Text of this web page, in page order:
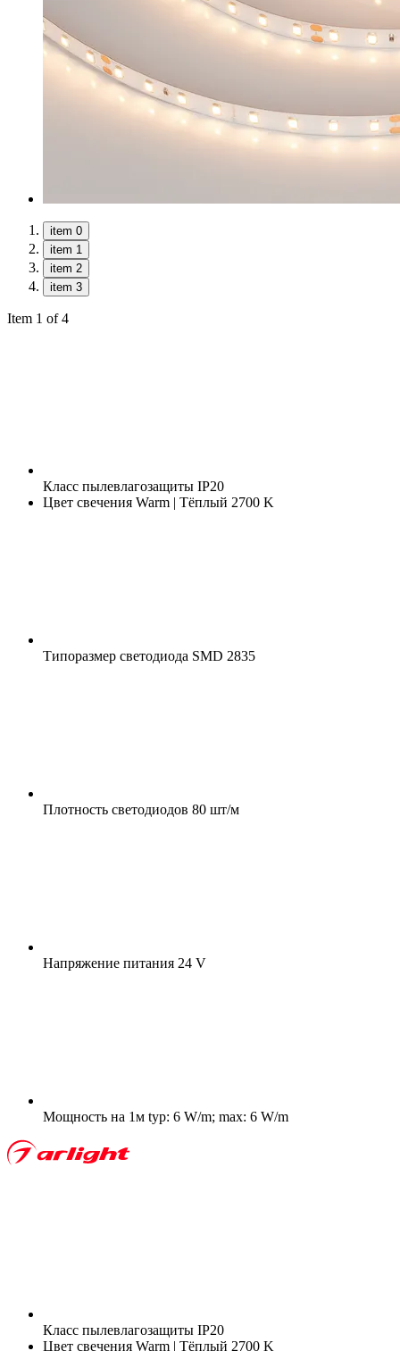
item 0
item 1
item 2
item 3
Item 1 of 4
Класс пылевлагозащиты IP20
Цвет свечения Warm | Тёплый 2700 K
Типоразмер светодиода SMD 2835
Плотность светодиодов 80 шт/м
Напряжение питания 24 V
Мощность на 1м typ: 6 W/m; max: 6 W/m
Класс пылевлагозащиты IP20
Цвет свечения Warm | Тёплый 2700 K